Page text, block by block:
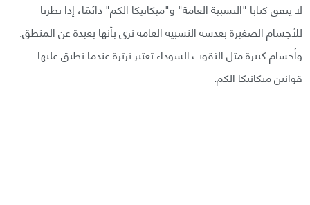
لا يتفق كتابا "النسبية العامة" و"ميكانيكا الكم" دائمًا، إذا نظرنا
للأجسام الصغيرة بعدسة النسبية العامة نرى بأنها بعيدة عن المنطق.
وأجسام كبيرة مثل الثقوب السوداء تعتبر ثرثرة عندما نطبق عليها
قوانين ميكانيكا الكم.